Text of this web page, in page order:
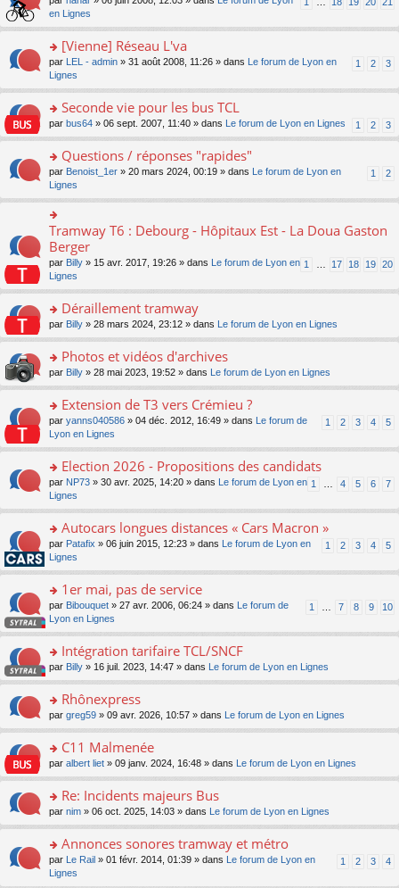
nt
u
s
ré
c
e
nt
n
lu
pl
u
s
ré
c
e
g
o
n
lu
le
u
s
ré
c
e
nt
e
s
a
g
e
n
o
n
pl
u
s
ré
c
e
nt
n
s
er
le
m
e
s
s
e
n
o
n
lu
le
pl
u
s
ré
c
e
nt
en Lignes
o
s
er
le
m
e
s
s
g
n
o
n
lu
le
u
s
ré
c
e
[Vienne] Réseau L'va
1 2 3
par LEL - admin » 31 août 2008, 11:26 » dans
Le forum de Lyon en
Lignes
o
n
ult
er
le
m
e
s
g
o
n
lu
pl
u
s
ré
c
e
Seconde vie pour les bus TCL
1 2 3
par bus64 » 06 sept. 2007, 11:40 » dans Le forum de Lyon en Lignes
o
s
ult
er
le
m
e
s
s
a
e
o
n
lu
pl
u
s
ré
c
e
nt
Questions / réponses "rapides"
1 2
par Benoist_1er » 20 mars 2024, 00:19 » dans
Le forum de Lyon en
Lignes
o
n
ult
er
le
m
e
s
a
g
e
n
o
n
pl
u
s
ré
c
nt
Tramway T6 : Debourg - Hôpitaux Est - La Doua Gaston
Berger
1 17 18 19 20
par Billy » 15 avr. 2017, 19:26 » dans
Le forum de Lyon en
Lignes
o
n
ult
er
le
m
e
s
g
e
n
o
n
le
s
ré
e
Déraillement tramway
par Billy » 28 mars 2024, 23:12 » dans Le forum de Lyon en Lignes
o
n
ult
er
le
m
e
s
s
e
n
o
n
lu
pl
ré
c
e
Photos et vidéos d'archives
par Billy » 28 mai 2023, 19:52 » dans Le forum de Lyon en Lignes
o
s
er
le
m
e
s
s
a
n
o
n
lu
le
u
ré
c
e
Extension de T3 vers Crémieu ?
1 2 3 4 5
par yanns040586 » 04 déc. 2012, 16:49 » dans
Le forum de
Lyon en Lignes
o
s
er
le
m
e
s
s
a
n
o
n
lu
pl
s
ré
c
nt
Election 2026 - Propositions des candidats
1 4 5 6 7
par NP73 » 30 avr. 2025, 14:20 » dans
Le forum de Lyon en
Lignes
o
s
er
le
m
e
s
s
e
n
o
n
le
u
s
ré
e
nt
Autocars longues distances « Cars Macron »
1 2 3 4 5
par Patafix » 06 juin 2015, 12:23 » dans
Le forum de Lyon en
Lignes
o
s
er
le
m
e
s
g
e
n
o
lu
pl
u
1er mai, pas de service
1 7 8 9 10
par Bibouquet » 27 avr. 2006, 06:24 » dans
Le forum de
Lyon en Lignes
o
n
ult
er
le
m
e
a
g
e
n
n
Intégration tarifaire TCL/SNCF
par Billy » 16 juil. 2023, 14:47 » dans Le forum de Lyon en Lignes
o
n
ult
er
le
m
e
a
g
e
Rhônexpress
par greg59 » 09 avr. 2026, 10:57 » dans Le forum de Lyon en Lignes
o
n
ult
er
le
m
e
s
C11 Malmenée
par albert liet » 09 janv. 2024, 16:48 » dans Le forum de Lyon en Lignes
o
n
ult
er
le
Re: Incidents majeurs Bus
par nim » 06 oct. 2025, 14:03 » dans Le forum de Lyon en Lignes
o
Annonces sonores tramway et métro
1 2 3 4
par Le Rail » 01 févr. 2014, 01:39 » dans
Le forum de Lyon en
Lignes